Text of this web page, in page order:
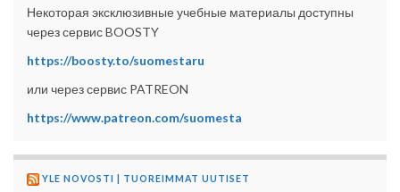
Некоторая эксклюзивные учебные материалы доступны
через сервис BOOSTY
https://boosty.to/suomestaru
или через сервис PATREON
https://www.patreon.com/suomesta
YLE NOVOSTI | TUOREIMMAT UUTISET